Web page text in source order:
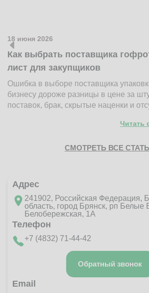
18 июня 2026
Как выбрать поставщика
лист для закупщиков
Ошибка в выборе поставщика
бизнесу дороже разницы в цене за
поставок, брак, скрытые наценки и
Читать
СМОТРЕТЬ ВСЕ
Адрес
241902, Российская Федерация,
область, город Брянск, рп Белые
Белобережская, 1А
Телефон
+7 (4832) 71-44-42
Обратный звонок
Email